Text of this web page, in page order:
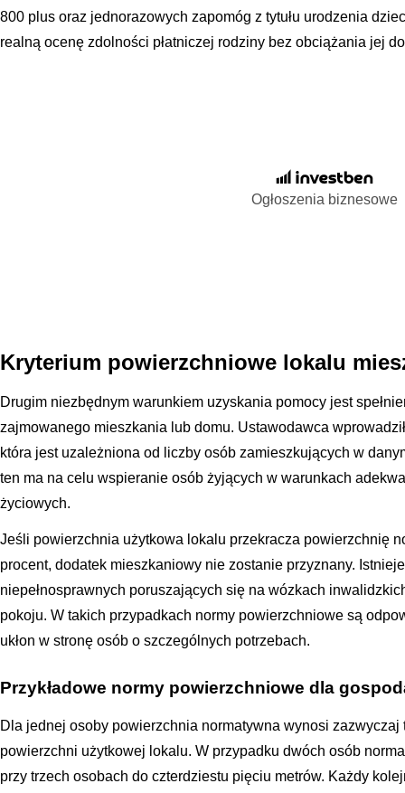
800 plus oraz jednorazowych zapomóg z tytułu urodzenia
realną ocenę zdolności płatniczej rodziny bez obciążania jej
Ogłoszenia biznesowe
Kryterium powierzchniowe lokalu
Drugim niezbędnym warunkiem uzyskania pomocy jest
zajmowanego mieszkania lub domu. Ustawodawca
która jest uzależniona od liczby osób zamieszkujących w
ten ma na celu wspieranie osób żyjących w warunkach
życiowych.
Jeśli powierzchnia użytkowa lokalu przekracza powierzchnię
procent, dodatek mieszkaniowy nie zostanie przyznany.
niepełnosprawnych poruszających się na wózkach
pokoju. W takich przypadkach normy powierzchniowe są
ukłon w stronę osób o szczególnych potrzebach.
Przykładowe normy powierzchniowe dla
Dla jednej osoby powierzchnia normatywna wynosi
powierzchni użytkowej lokalu. W przypadku dwóch osób
przy trzech osobach do czterdziestu pięciu metrów. Każdy